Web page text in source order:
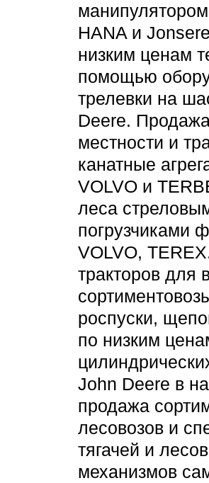
HANA и
низким ценам
помощью
трелевки на
Deere.
местности и
канатные
VOLVO и
леса
погрузчиками
VOLVO,
тракторов для
роспуски,
по низким
John Deere в
продажа
лесовозов и
тягачей и
механизмов